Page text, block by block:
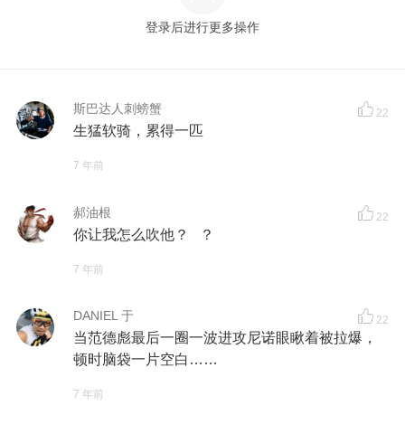
登录后进行更多操作
斯巴达人刺螃蟹 22
生猛软骑，累得一匹
7 年前
郝油根 22
你让我怎么吹他？ ？
7 年前
DANIEL 于 22
当范德彪最后一圈一波进攻尼诺眼瞅着被拉爆，
顿时脑袋一片空白……
7 年前